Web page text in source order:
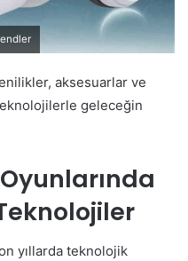
aksesuarlar ve
geleceğin
yıllarda teknolojik